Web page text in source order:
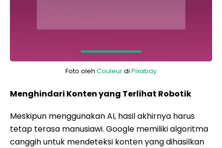
Foto oleh Couleurdi Pixabay
Menghindari Konten yang Terlihat Robotik
Meskipun menggunakan AI, hasil akhirnya harus
tetap terasa manusiawi. Google memiliki algoritma
canggih untuk mendeteksi konten yang dihasilkan